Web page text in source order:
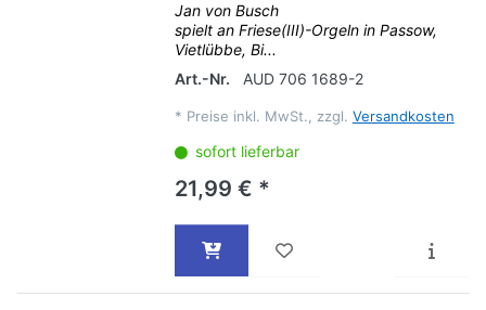
Jan von Busch
spielt an Friese(III)-Orgeln in Passow,
Vietlübbe, Bi...
Art.-Nr.
AUD 706 1689-2
* Preise inkl. MwSt., zzgl. Versandkosten
sofort lieferbar
21,99 € *